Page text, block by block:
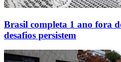
Brasil completa 1 ano fora
desafios persistem